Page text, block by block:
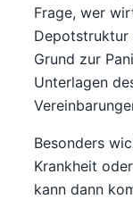
Frage, wer
Depotstruktur
Grund zur
Unterlagen
Besonders
Krankheit
kann dann